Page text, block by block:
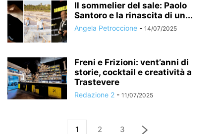
Il sommelier del sale: Paolo
Santoro e la rinascita di un...
Angela Petroccione - 14/07/2025
Freni e Frizioni: vent’anni di
storie, cocktail e creatività a
Trastevere
Redazione 2 - 11/07/2025
1 2 3